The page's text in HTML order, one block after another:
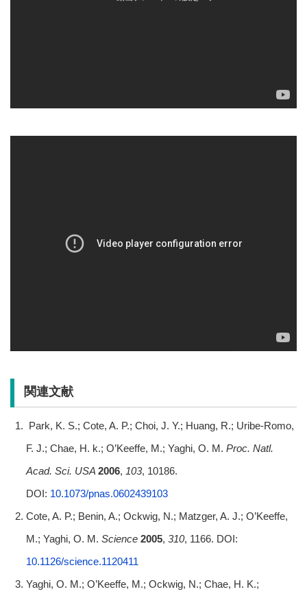
関連文献
Park, K. S.; Cote, A. P.; Choi, J. Y.; Huang, R.; Uribe-Romo,
F. J.; Chae, H. k.; O’Keeffe, M.; Yaghi, O. M. Proc. Natl.
Acad. Sci. USA 2006, 103, 10186.
DOI: 10.1073/pnas.0602439103
Cote, A. P.; Benin, A.; Ockwig, N.; Matzger, A. J.; O’Keeffe,
M.; Yaghi, O. M. Science 2005, 310, 1166. DOI:
10.1126/science.1120411
Yaghi, O. M.; O’Keeffe, M.; Ockwig, N.; Chae, H. K.;